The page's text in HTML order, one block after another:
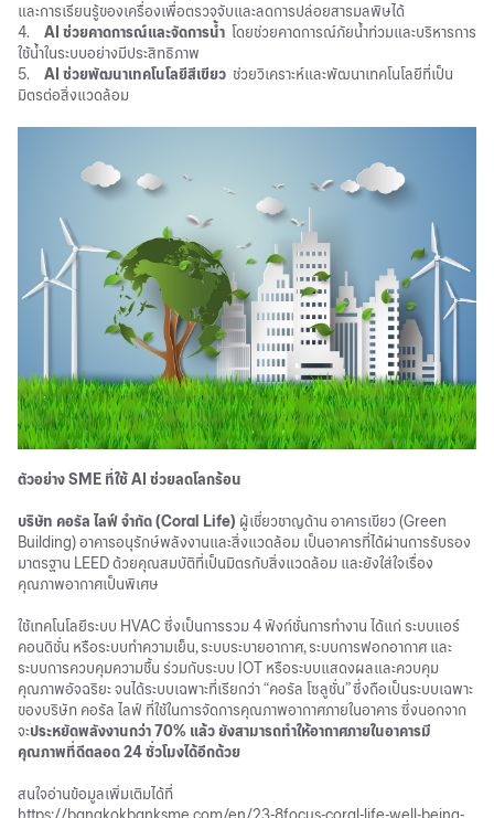
และการเรียนรู้ของเครื่องเพื่อตรวจจับและลดการปล่อยสารมลพิษได้
4.
AI ช่วยคาดการณ์และจัดการน้ำ โดยช่วยคาดการณ์ภัยน้ำท่วมและบริหารการ
ใช้น้ำในระบบอย่างมีประสิทธิภาพ
5.
AI ช่วยพัฒนาเทคโนโลยีสีเขียว ช่วยวิเคราะห์และพัฒนาเทคโนโลยีที่เป็น
มิตรต่อสิ่งแวดล้อม
ตัวอย่าง SME ที่ใช้AI ช่วยลดโลกร้อน
บริษัท คอรัล ไลฟ์ จำกัด (Coral Life) ผู้เชี่ยวชาญด้าน อาคารเขียว (Green
Building) อาคารอนุรักษ์พลังงานและสิ่งแวดล้อม เป็นอาคารที่ได้ผ่านการรับรอง
มาตรฐาน LEED ด้วยคุณสมบัติที่เป็นมิตรกับสิ่งแวดล้อม และยังใส่ใจเรื่อง
คุณภาพอากาศเป็นพิเศษ
ใช้เทคโนโลยีระบบ HVAC ซึ่งเป็นการรวม 4 ฟังก์ชั่นการทำงาน ได้แก่ ระบบแอร์
คอนดิชั่น หรือระบบทำความเย็น, ระบบระบายอากาศ, ระบบการฟอกอากาศ และ
ระบบการควบคุมความชื้น ร่วมกับระบบ IOT หรือระบบแสดงผลและควบคุม
คุณภาพอัจฉริยะ จนได้ระบบเฉพาะที่เรียกว่า “คอรัล โซลูชั่น” ซึ่งถือเป็นระบบเฉพาะ
ของบริษัท คอรัล ไลฟ์ ที่ใช้ในการจัดการคุณภาพอากาศภายในอาคาร ซึ่งนอกจาก
จะประหยัดพลังงานกว่า 70% แล้ว ยังสามารถทำให้อากาศภายในอาคารมี
คุณภาพที่ดีตลอด 24 ชั่วโมงได้อีกด้วย
สนใจอ่านข้อมูลเพิ่มเติมได้ที่
https://bangkokbanksme.com/en/23-8focus-coral-life-well-being-